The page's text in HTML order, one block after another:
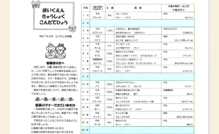
園の生活
入園案内
ブログ
給食
お知らせ